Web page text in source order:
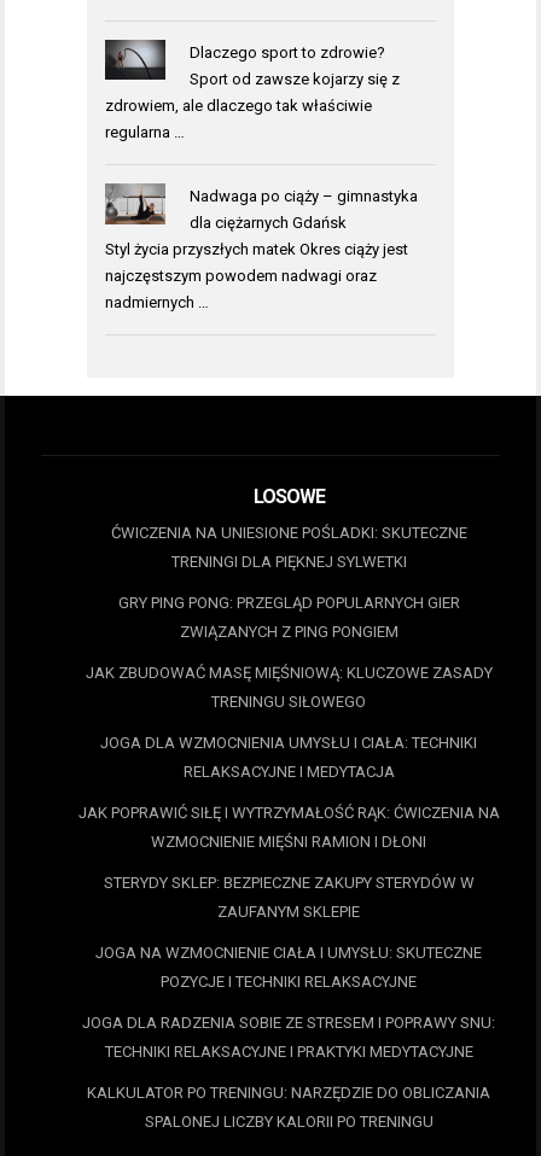
Dlaczego sport to zdrowie?
Sport od zawsze kojarzy się z
zdrowiem, ale dlaczego tak właściwie
regularna …
Nadwaga po ciąży – gimnastyka
dla ciężarnych Gdańsk
Styl życia przyszłych matek Okres ciąży jest
najczęstszym powodem nadwagi oraz
nadmiernych …
LOSOWE
ĆWICZENIA NA UNIESIONE POŚLADKI: SKUTECZNE
TRENINGI DLA PIĘKNEJ SYLWETKI
GRY PING PONG: PRZEGLĄD POPULARNYCH GIER
ZWIĄZANYCH Z PING PONGIEM
JAK ZBUDOWAĆ MASĘ MIĘŚNIOWĄ: KLUCZOWE ZASADY
TRENINGU SIŁOWEGO
JOGA DLA WZMOCNIENIA UMYSŁU I CIAŁA: TECHNIKI
RELAKSACYJNE I MEDYTACJA
JAK POPRAWIĆ SIŁĘ I WYTRZYMAŁOŚĆ RĄK: ĆWICZENIA NA
WZMOCNIENIE MIĘŚNI RAMION I DŁONI
STERYDY SKLEP: BEZPIECZNE ZAKUPY STERYDÓW W
ZAUFANYM SKLEPIE
JOGA NA WZMOCNIENIE CIAŁA I UMYSŁU: SKUTECZNE
POZYCJE I TECHNIKI RELAKSACYJNE
JOGA DLA RADZENIA SOBIE ZE STRESEM I POPRAWY SNU:
TECHNIKI RELAKSACYJNE I PRAKTYKI MEDYTACYJNE
KALKULATOR PO TRENINGU: NARZĘDZIE DO OBLICZANIA
SPALONEJ LICZBY KALORII PO TRENINGU